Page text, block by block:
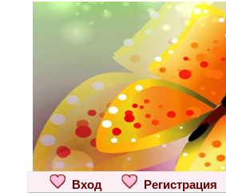
Вход Регистрация